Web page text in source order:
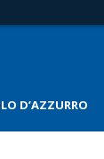
D’AZZURRO